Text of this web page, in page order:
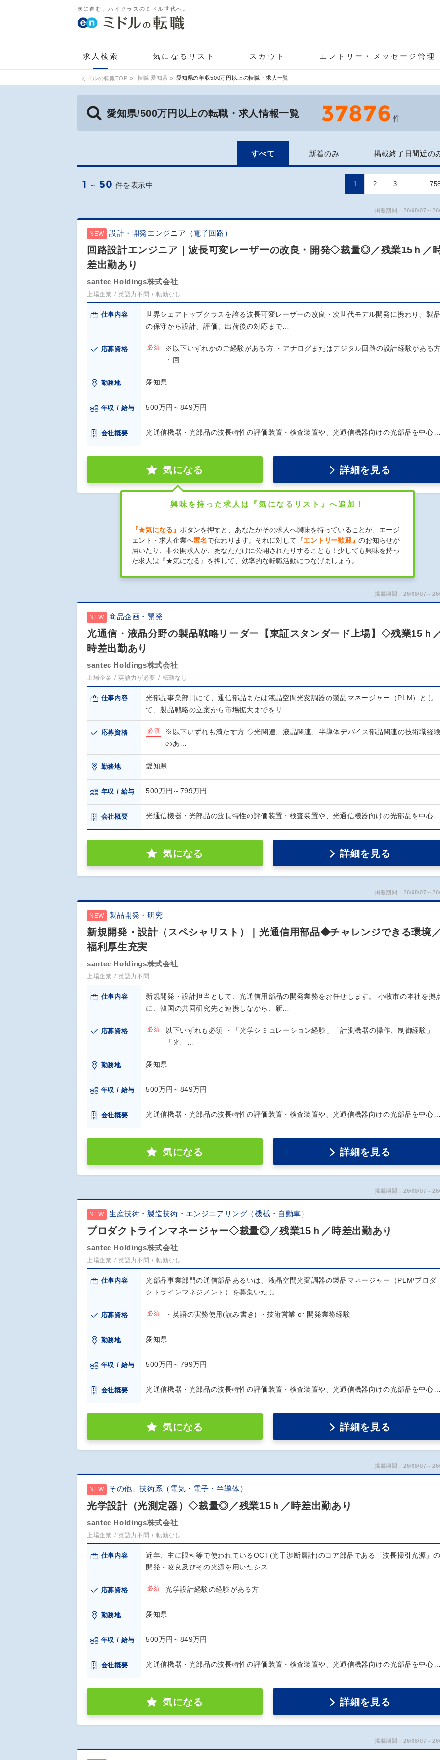
次に進む、ハイクラスのミドル世代へ。
求人検索 気になるリスト スカウト エントリー・メッセージ管理
ミドルの転職TOP 転職 愛知県 愛知県の年収500万円以上の転職・求人一覧
愛知県/500万円以上の転職・求人情報一覧 37876 件
すべて 新着のみ 掲載終了日間近の
1 ～ 50 件を表示中 1 2 3 …
掲載期間：26/08/07～
NEW 設計・開発エンジニア（電子回路）
回路設計エンジニア｜波長可変レーザーの改良・開発◇裁量◎／残業15ｈ／
差出勤あり
santec Holdings株式会社
上場企業 英語力不問 転勤なし
仕事内容
世界シェアトップクラスを誇る波長可変レーザーの改良・次世代モデル開発に携わり、製
の保守から設計、評価、出荷後の対応まで…
応募資格 必須
※以下いずれかのご経験がある方 ・アナログまたはデジタル回路の設計経験がある
・回…
勤務地 愛知県
年収 / 給与 500万円～849万円
会社概要 光通信機器・光部品の波長特性の評価装置・検査装置や、光通信機器向けの光部品を中心
気になる 詳細を見る
興味を持った求人は『気になるリスト』へ追加！
『★気になる』 ボタンを押すと、あなたがその求人へ興味を持っていることが、エージ
ェント・求人企業へ匿名で伝わります。それに対して 『エントリー歓迎』 のお知らせが
届いたり、非公開求人が、あなただけに公開されたりすることも！少しでも興味を持っ
た求人は『★気になる』を押して、効率的な転職活動につなげましょう。
掲載期間：26/08/07～
NEW 商品企画・開発
光通信・液晶分野の製品戦略リーダー【東証スタンダード上場】◇残業15ｈ
時差出勤あり
santec Holdings株式会社
上場企業 英語力が必要 転勤なし
仕事内容
光部品事業部門にて、通信部品または液晶空間光変調器の製品マネージャー（PLM）とし
て、製品戦略の立案から市場拡大までをリ…
応募資格 必須
※以下いずれも満たす方 ◇光関連、液晶関連、半導体デバイス部品関連の技術職経
のあ…
勤務地 愛知県
年収 / 給与 500万円～799万円
会社概要 光通信機器・光部品の波長特性の評価装置・検査装置や、光通信機器向けの光部品を中心
気になる 詳細を見る
掲載期間：26/08/07～
NEW 製品開発・研究
新規開発・設計（スペシャリスト）｜光通信用部品◆チャレンジできる環境
福利厚生充実
santec Holdings株式会社
上場企業 英語力不問
仕事内容
新規開発・設計担当として、光通信用部品の開発業務をお任せします。 小牧市の本社を拠
に、韓国の共同研究先と連携しながら、新…
応募資格 必須
以下いずれも必須 ・「光学シミュレーション経験」「計測機器の操作、制御経験」
「光、…
勤務地 愛知県
年収 / 給与 500万円～849万円
会社概要 光通信機器・光部品の波長特性の評価装置・検査装置や、光通信機器向けの光部品を中心
気になる 詳細を見る
掲載期間：26/08/07～
NEW 生産技術・製造技術・エンジニアリング（機械・自動車）
プロダクトラインマネージャー◇裁量◎／残業15ｈ／時差出勤あり
santec Holdings株式会社
上場企業 英語力不問 転勤なし
仕事内容
光部品事業部門の通信部品あるいは、液晶空間光変調器の製品マネージャー（PLM/プロダ
クトラインマネジメント）を募集いたし…
応募資格 必須 ・英語の実務使用(読み書き) ・技術営業 or 開発業務経験
勤務地 愛知県
年収 / 給与 500万円～799万円
会社概要 光通信機器・光部品の波長特性の評価装置・検査装置や、光通信機器向けの光部品を中心
気になる 詳細を見る
掲載期間：26/08/07～
NEW その他、技術系（電気・電子・半導体）
光学設計（光測定器）◇裁量◎／残業15ｈ／時差出勤あり
santec Holdings株式会社
上場企業 英語力不問 転勤なし
仕事内容
近年、主に眼科等で使われているOCT(光干渉断層計)のコア部品である「波長掃引光源」の
開発・改良及びその光源を用いたシス…
応募資格 必須 光学設計経験の経験がある方
勤務地 愛知県
年収 / 給与 500万円～849万円
会社概要 光通信機器・光部品の波長特性の評価装置・検査装置や、光通信機器向けの光部品を中心
気になる 詳細を見る
掲載期間：26/08/07～